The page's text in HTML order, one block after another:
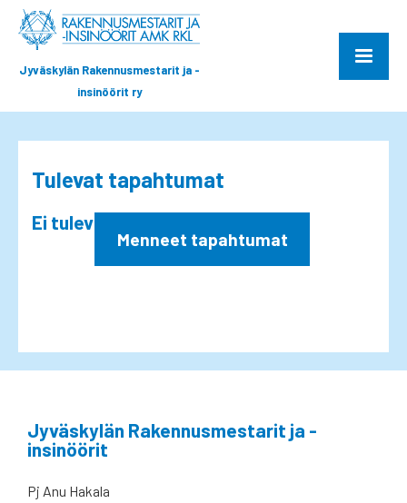
Jyväskylän Rakennusmestarit ja -
insinöörit ry
Tulevat tapahtumat
Ei tulevia tapahtumia
Menneet tapahtumat
Jyväskylän Rakennusmestarit ja -
insinöörit
Pj Anu Hakala